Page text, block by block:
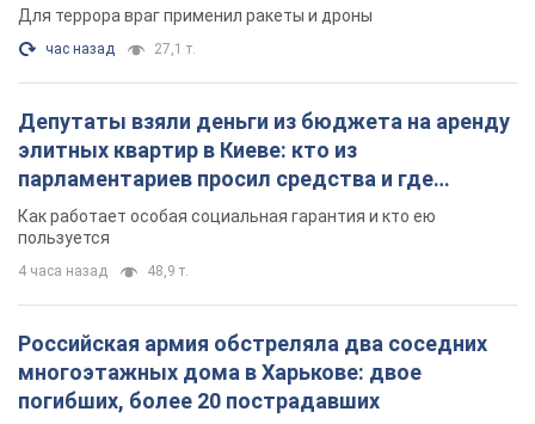
Для террора враг применил ракеты и дроны
час назад 27,1 т.
Депутаты взяли деньги из бюджета на аренду
элитных квартир в Киеве: кто из
парламентариев просил средства и где
поселился
Как работает особая социальная гарантия и кто ею
пользуется
4 часа назад 48,9 т.
Российская армия обстреляла два соседних
многоэтажных дома в Харькове: двое
погибших, более 20 пострадавших